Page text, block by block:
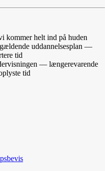
kommer helt ind på huden
uddannelsesplan —
tid
— længerevarende
tid